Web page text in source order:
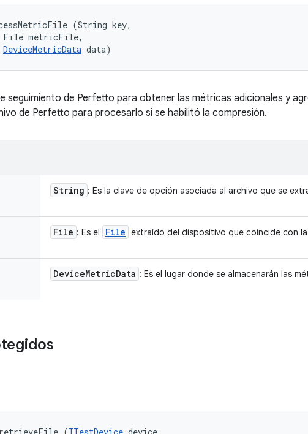
(String key,
metricFile,
DeviceMetricData data)
seguimiento de Perfetto para obtener las métricas adicionales y
de Perfetto para procesarlo si se habilitó la compresión.
String : Es la clave de opción asociada al archivo que se
File : Es el File extraído del dispositivo que coincide con
DeviceMetricData : Es el lugar donde se almacenarán las